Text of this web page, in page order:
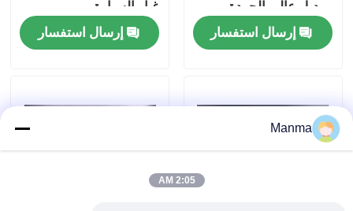
اتصل بنا
اطلب اقتباس
قطع غيار السيارات الشاحنة
قطع غيار شاحنة ايسوزو
- بديل عالي الجودة
لحشية المحرك
إرسال استفسار
غيار السيارة
إرسال استفسار
Manma
2:05 AM